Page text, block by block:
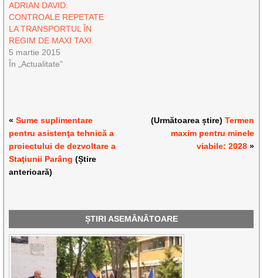
ADRIAN DAVID:
CONTROALE REPETATE
LA TRANSPORTUL ÎN
REGIM DE MAXI TAXI
5 martie 2015
În „Actualitate”
«Sume suplimentare
pentru asistenţa tehnică a
proiectului de dezvoltare a
Staţiunii Parâng (Știre
anterioară)
(Următoarea știre) Termen
maxim pentru minele
viabile: 2028»
ȘTIRI ASEMĂNĂTOARE